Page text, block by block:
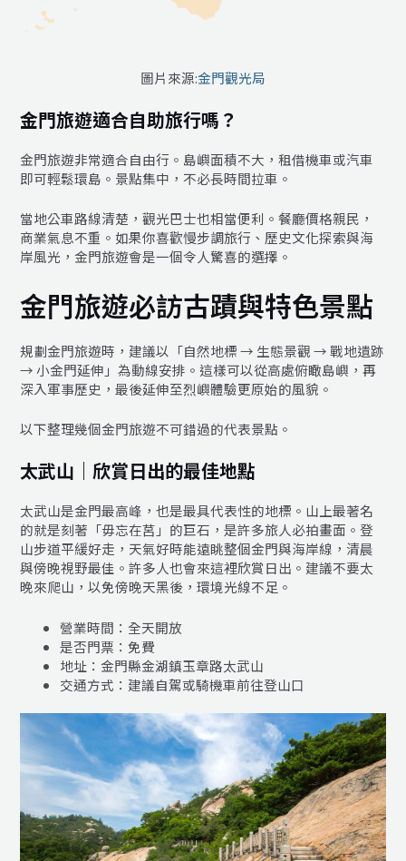
圖片來源:金門觀光局
金門旅遊適合自助旅行嗎？
金門旅遊非常適合自由行。島嶼面積不大，租借機車或汽車
即可輕鬆環島。景點集中，不必長時間拉車。
當地公車路線清楚，觀光巴士也相當便利。餐廳價格親民，
商業氣息不重。如果你喜歡慢步調旅行、歷史文化探索與海
岸風光，金門旅遊會是一個令人驚喜的選擇。
金門旅遊必訪古蹟與特色景點
規劃金門旅遊時，建議以「自然地標 → 生態景觀 → 戰地遺跡
→ 小金門延伸」為動線安排。這樣可以從高處俯瞰島嶼，再
深入軍事歷史，最後延伸至烈嶼體驗更原始的風貌。
以下整理幾個金門旅遊不可錯過的代表景點。
太武山｜欣賞日出的最佳地點
太武山是金門最高峰，也是最具代表性的地標。山上最著名
的就是刻著「毋忘在莒」的巨石，是許多旅人必拍畫面。登
山步道平緩好走，天氣好時能遠眺整個金門與海岸線，清晨
與傍晚視野最佳。許多人也會來這裡欣賞日出。建議不要太
晚來爬山，以免傍晚天黑後，環境光線不足。
營業時間：全天開放
是否門票：免費
地址：金門縣金湖鎮玉章路太武山
交通方式：建議自駕或騎機車前往登山口